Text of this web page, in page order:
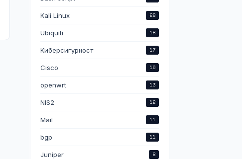
Kali Linux 28
Ubiquiti 18
Киберсигурност 17
Cisco 16
openwrt 13
NIS2 12
Mail 11
bgp 11
Juniper 8